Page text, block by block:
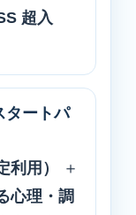
超入
タートパ
用）
＋
心理・調